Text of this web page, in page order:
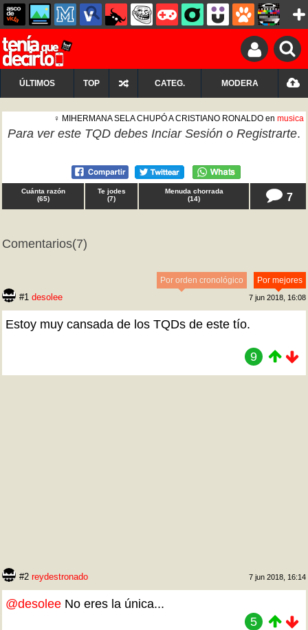
ÚLTIMOS TOP CATEG. MODERA
♀ MIHERMANA SELA CHUPÓ A CRISTIANO RONALDO en musica
Para ver este TQD debes Inciar Sesión o Registrarte.
Cuánta razón
(65)
Te jodes
(7)
Menuda chorrada
(14) 7
Comentarios(7)
Por mejores
Por orden cronológico
#1 desolee 7 jun 2018, 16:08
Estoy muy cansada de los TQDs de este tío.
9
#2 reydestronado 7 jun 2018, 16:14
@desolee No eres la única...
5